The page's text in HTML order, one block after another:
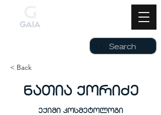
< Back
ნათია ქორიძე
ექიმი კოსმეტოლოგი